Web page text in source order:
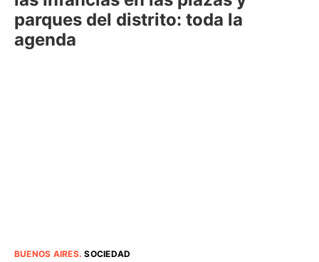
parques del distrito: toda la
agenda
BUENOS AIRES.SOCIEDAD